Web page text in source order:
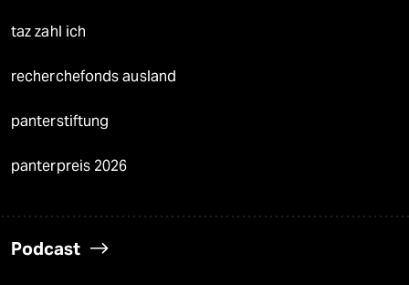
taz zahl ich
recherchefonds ausland
panterstiftung
panterpreis 2026
Podcast